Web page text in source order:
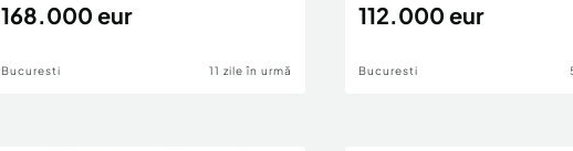
168.000 eur
Bucuresti 11 zile în urmă
112.000 eur
Bucuresti